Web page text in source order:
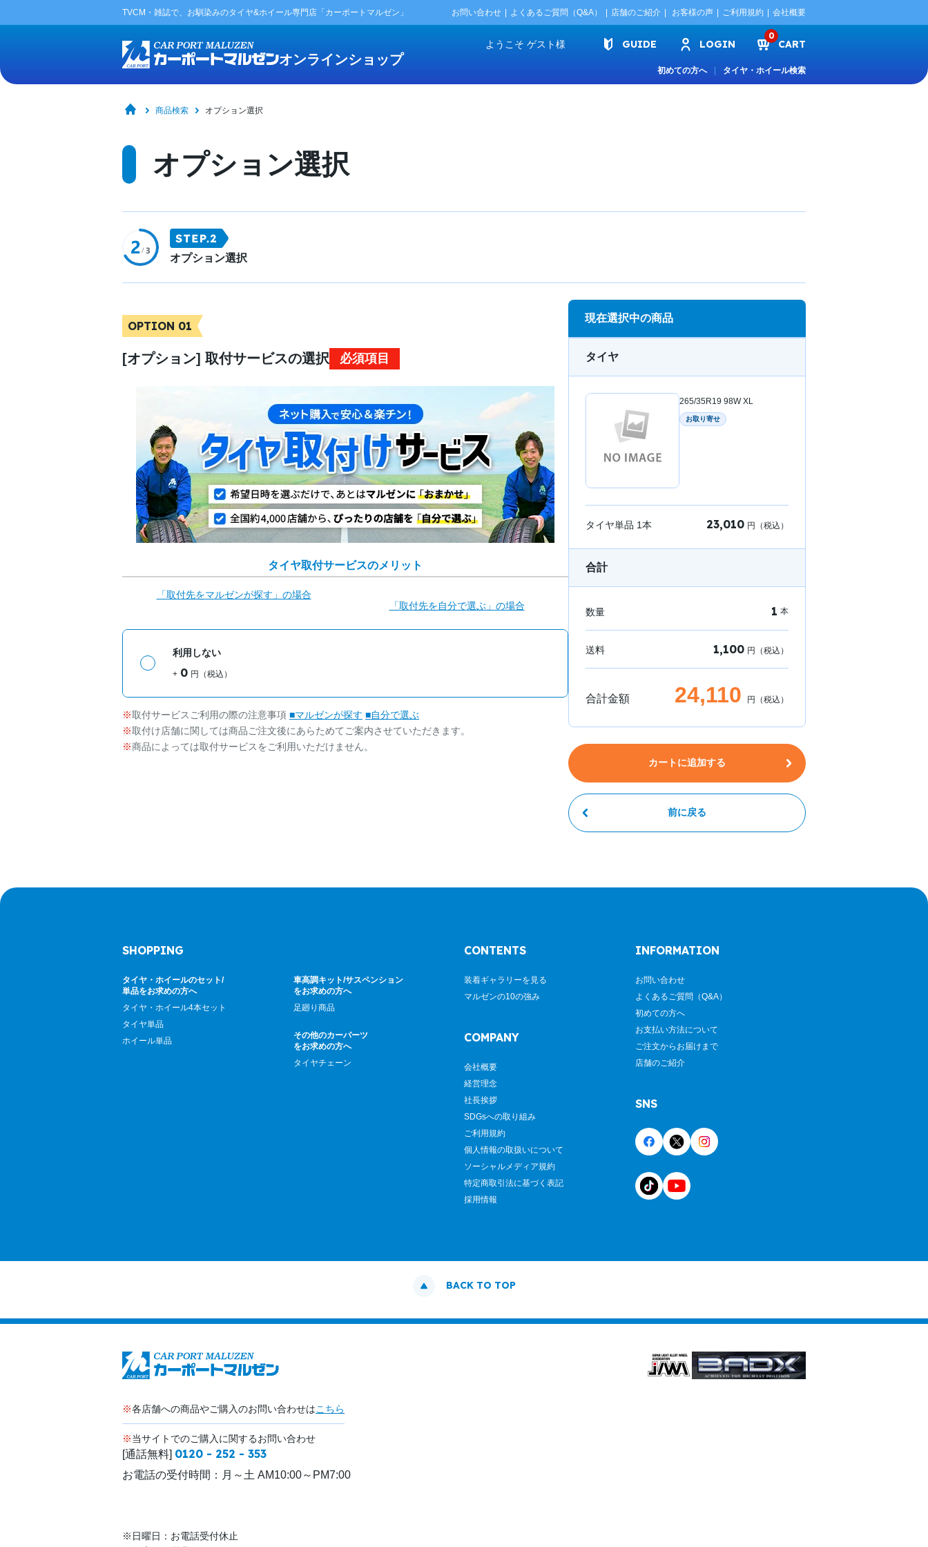
TVCM・雑誌で、お馴染みのタイヤ&ホイール専門店「カーポートマルゼン」 お問い合わせ よくあるご質問（Q&A） 店舗のご紹介 お客様の声 ご利用規約 会社概要
オンラインショップ
ようこそ ゲスト様 GUIDE LOGIN
0
CART
初めての方へ タイヤ・ホイール検索
商品検索 オプション選択
オプション選択
オプション選択
OPTION 01
[オプション] 取付サービスの選択 必須項目
タイヤ取付サービスのメリット
「取付先をマルゼンが探す」の場合
「取付先を自分で選ぶ」の場合
利用しない
+ 0 円（税込）
取付サービスご利用の際の注意事項 ■マルゼンが探す ■自分で選ぶ
取付け店舗に関しては商品ご注文後にあらためてご案内させていただきます。
商品によっては取付サービスをご利用いただけません。
現在選択中の商品
タイヤ
265/35R19 98W XL
お取り寄せ
タイヤ単品 1本 23,010 円（税込）
合計
数量 1 本
送料 1,100 円（税込）
合計金額 24,110 円（税込）
カートに追加する
前に戻る
SHOPPING
タイヤ・ホイールのセット/
単品をお求めの方へ
タイヤ・ホイール4本セット
タイヤ単品
ホイール単品
車高調キット/サスペンション
をお求めの方へ
足廻り商品
その他のカーパーツ
をお求めの方へ
タイヤチェーン
CONTENTS
装着ギャラリーを見る
マルゼンの10の強み
COMPANY
会社概要
経営理念
社長挨拶
SDGsへの取り組み
ご利用規約
個人情報の取扱いについて
ソーシャルメディア規約
特定商取引法に基づく表記
採用情報
INFORMATION
お問い合わせ
よくあるご質問（Q&A）
初めての方へ
お支払い方法について
ご注文からお届けまで
店舗のご紹介
SNS
BACK TO TOP
※各店舗への商品やご購入のお問い合わせはこちら
※当サイトでのご購入に関するお問い合わせ
[通話無料] 0120 - 252 - 353
お電話の受付時間： 月～土 AM10:00～PM7:00
※日曜日：お電話受付休止